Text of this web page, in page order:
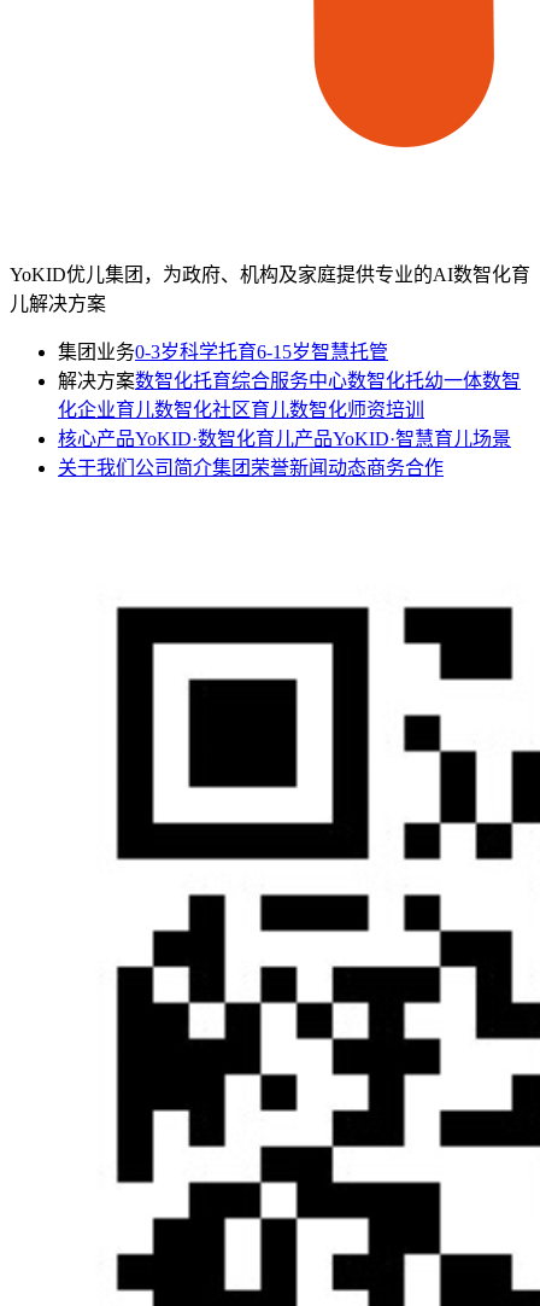
YoKID优儿集团，为政府、机构及家庭提供专业的AI数智化育
儿解决方案
集团业务0-3岁科学托育6-15岁智慧托管
解决方案数智化托育综合服务中心数智化托幼一体数智
化企业育儿数智化社区育儿数智化师资培训
核心产品YoKID·数智化育儿产品YoKID·智慧育儿场景
关于我们 公司简介集团荣誉新闻动态商务合作